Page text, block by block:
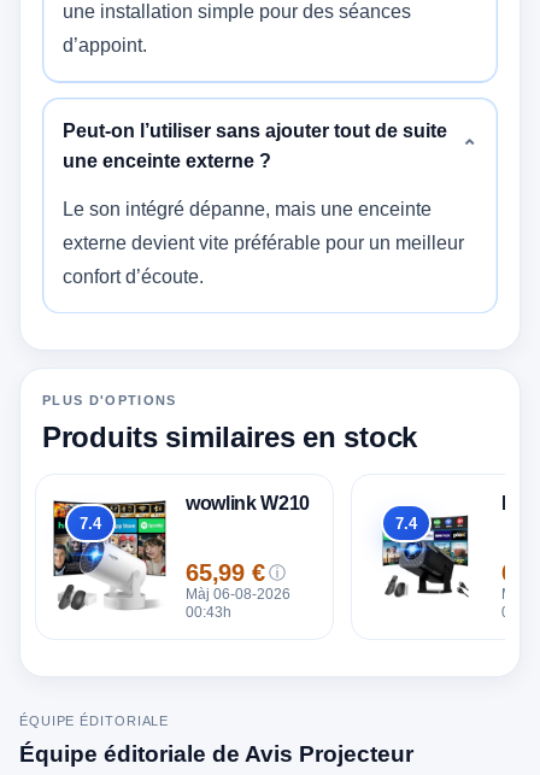
une installation simple pour des séances
d’appoint.
Peut-on l’utiliser sans ajouter tout de suite
une enceinte externe ?
⌄
Le son intégré dépanne, mais une enceinte
externe devient vite préférable pour un meilleur
confort d’écoute.
PLUS D'OPTIONS
Produits similaires en stock
Global
7.4
wowlink W210
Prix
65,99 € ⓘ
Màj 06-08-2026
00:43h
Global
7.4
Prix
Màj
ÉQUIPE ÉDITORIALE
Équipe éditoriale de Avis Projecteur